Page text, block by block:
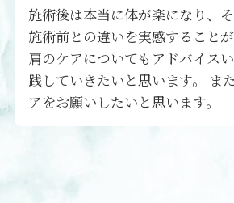
施術後は本当に体が楽になり、
施術前との違いを実感することが
肩のケアについてもアドバイス
践していきたいと思います。 ま
アをお願いしたいと思います。